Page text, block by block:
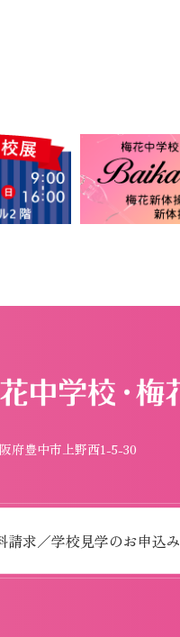
府豊中市上野西1-5-30
請求／学校見学のお申込み